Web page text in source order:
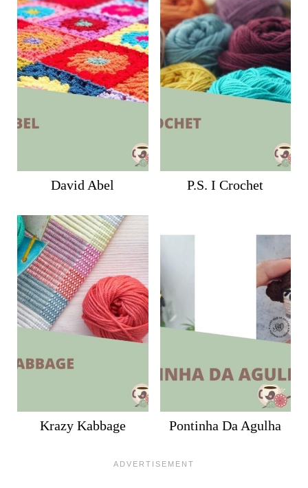
David Abel P.S. I Crochet
Krazy Kabbage Pontinha Da Agulha